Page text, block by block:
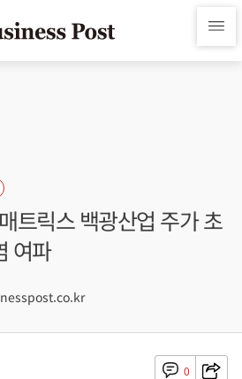
트릭스 백광산업 주가 초
여파
0